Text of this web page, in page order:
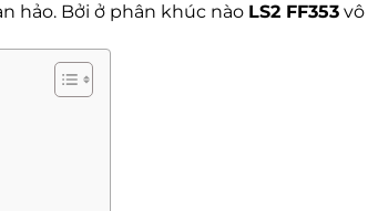
hảo. Bởi ở phân khúc nào LS2 FF353 vô